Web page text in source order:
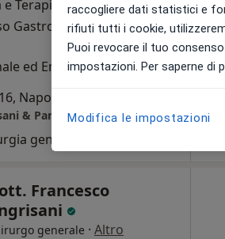
Terapia Farmacologica
Gastroesofageo e Ernia
ed Endoscopia Digestiva
Napoli
& Partners Napoli
generale
Francesco
generale · Altro
raccogliere dati statistici e
rifiuti tutti i cookie,
Puoi revocare il tuo
impostazioni. Per saperne di
Modifica le impostazioni